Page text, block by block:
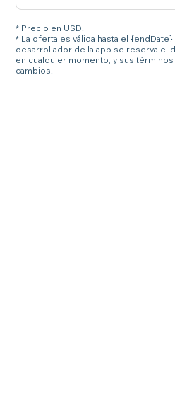
* Precio en USD.
* La oferta es válida hasta el {endDate}
desarrollador de la app se reserva el
en cualquier momento, y sus
cambios.